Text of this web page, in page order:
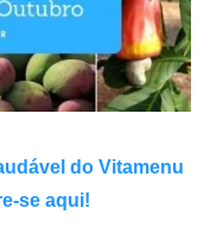
do Vitamenu
se aqui!